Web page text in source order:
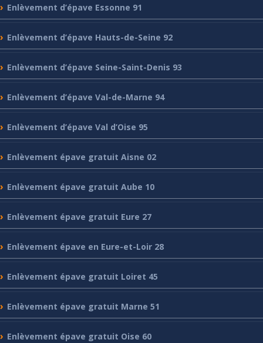
Enlèvement d’épave Essonne 91
Enlèvement d’épave Hauts-de-Seine 92
Enlèvement d’épave Seine-Saint-Denis 93
Enlèvement d’épave Val-de-Marne 94
Enlèvement d’épave Val d’Oise 95
Enlèvement épave gratuit Aisne 02
Enlèvement épave gratuit Aube 10
Enlèvement épave gratuit Eure 27
Enlèvement épave en Eure-et-Loir 28
Enlèvement épave gratuit Loiret 45
Enlèvement épave gratuit Marne 51
Enlèvement épave gratuit Oise 60